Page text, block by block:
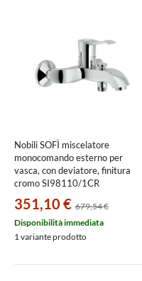
Nobili SOFÌ miscelatore
monocomando esterno per
vasca, con deviatore, finitura
cromo SI98110/1CR
351,10 € 679,54 €
Disponibilità immediata
1 variante prodotto